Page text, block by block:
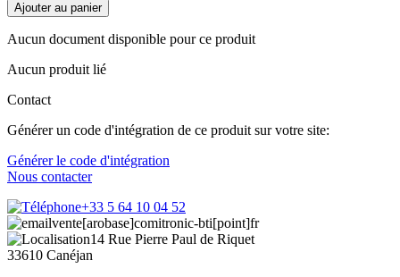
Ajouter au panier
Aucun document disponible pour ce produit
Aucun produit lié
Contact
Générer un code d'intégration de ce produit sur votre site:
Générer le code d'intégration
Nous contacter
+33 5 64 10 04 52
vente[arobase]comitronic-bti[point]fr
14 Rue Pierre Paul de Riquet
33610 Canéjan